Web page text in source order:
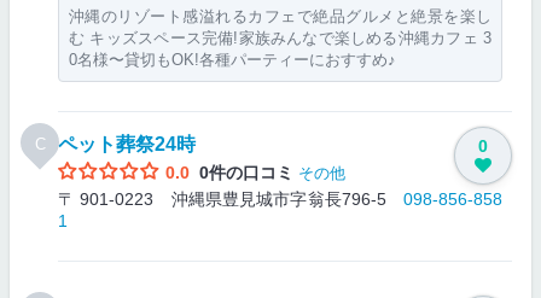
沖縄のリゾート感溢れるカフェで絶品グルメと絶景を楽し
む キッズスペース完備!家族みんなで楽しめる沖縄カフェ 3
0名様〜貸切もOK!各種パーティーにおすすめ♪
C ペット葬祭24時
0.0 0件の口コミ その他
〒 901-0223 沖縄県豊見城市字翁長796-5 098-856-858
1
0